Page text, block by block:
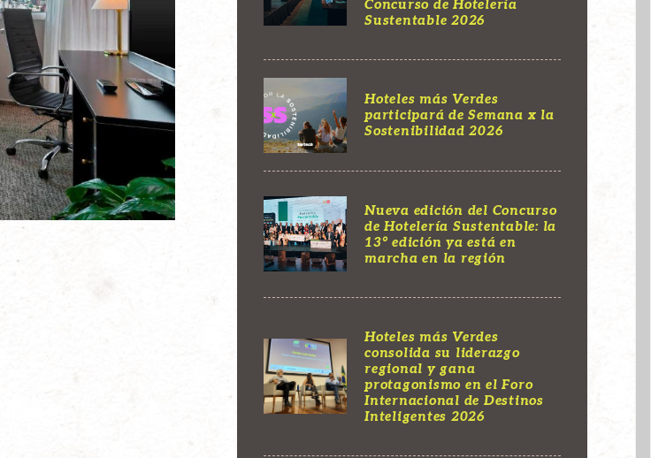
Concurso de Hotelería
Sustentable 2026
Hoteles más Verdes
participará de Semana x la
Sostenibilidad 2026
Nueva edición del Concurso
de Hotelería Sustentable: la
13° edición ya está en
marcha en la región
Hoteles más Verdes
consolida su liderazgo
regional y gana
protagonismo en el Foro
Internacional de Destinos
Inteligentes 2026